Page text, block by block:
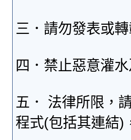
三．請勿發表或
四．禁止惡意灌
五． 法律所限，
程式(包括其連結)